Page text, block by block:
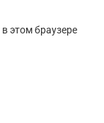
этом браузере